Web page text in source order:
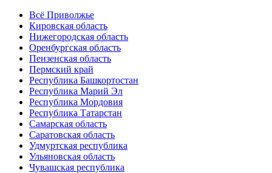
Всё Приволжье
Кировская область
Нижегородская область
Оренбургская область
Пензенская область
Пермский край
Республика Башкортостан
Республика Марий Эл
Республика Мордовия
Республика Татарстан
Самарская область
Саратовская область
Удмуртская республика
Ульяновская область
Чувашская республика